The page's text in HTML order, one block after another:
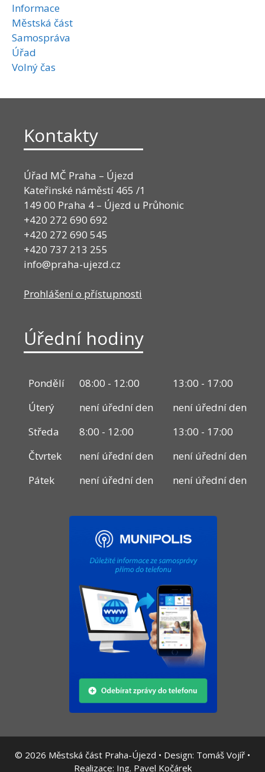
Informace
Městská část
Samospráva
Úřad
Volný čas
Kontakty
Úřad MČ Praha – Újezd
Kateřinské náměstí 465 /1
149 00 Praha 4 – Újezd u Průhonic
+420 272 690 692
+420 272 690 545
+420 737 213 255
info@praha-ujezd.cz
Prohlášení o přístupnosti
Úřední hodiny
Pondělí 08:00 - 12:00
13:00 - 17:00
Úterý
není úřední den
není úřední den
Středa
8:00 - 12:00
13:00 - 17:00
Čtvrtek
není úřední den
není úřední den
Pátek
není úřední den není úřední den
© 2026 Městská část Praha-Újezd • Design: Tomáš Vojíř •
Realizace: Ing. Pavel Kočárek